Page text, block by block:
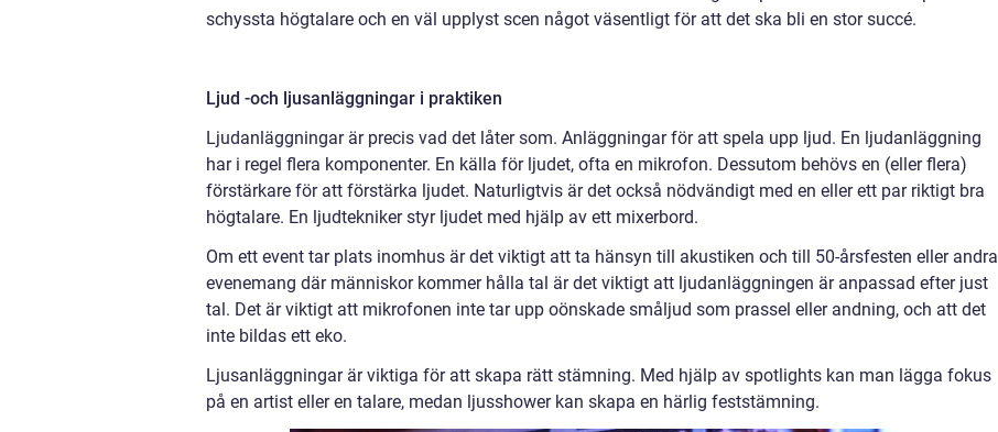
schyssta högtalare och en väl upplyst scen något väsentligt för att det ska bli en stor succé.
Ljud -och ljusanläggningar i praktiken
Ljudanläggningar är precis vad det låter som. Anläggningar för att spela upp ljud. En ljudanläggning
har i regel flera komponenter. En källa för ljudet, ofta en mikrofon. Dessutom behövs en (eller flera)
förstärkare för att förstärka ljudet. Naturligtvis är det också nödvändigt med en eller ett par riktigt bra
högtalare. En ljudtekniker styr ljudet med hjälp av ett mixerbord.
Om ett event tar plats inomhus är det viktigt att ta hänsyn till akustiken och till 50-årsfesten eller andra
evenemang där människor kommer hålla tal är det viktigt att ljudanläggningen är anpassad efter just
tal. Det är viktigt att mikrofonen inte tar upp oönskade småljud som prassel eller andning, och att det
inte bildas ett eko.
Ljusanläggningar är viktiga för att skapa rätt stämning. Med hjälp av spotlights kan man lägga fokus
på en artist eller en talare, medan ljusshower kan skapa en härlig feststämning.